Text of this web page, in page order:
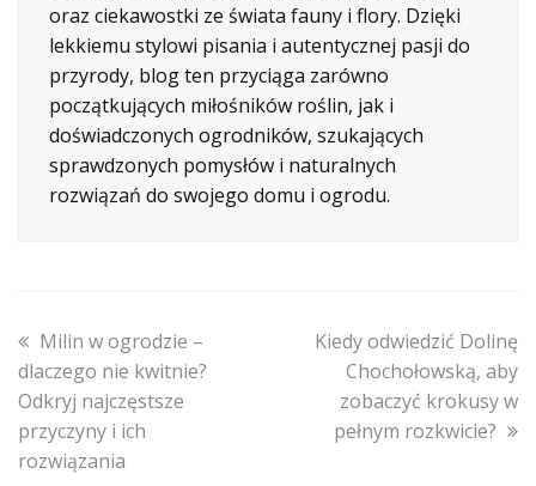
oraz ciekawostki ze świata fauny i flory. Dzięki
lekkiemu stylowi pisania i autentycznej pasji do
przyrody, blog ten przyciąga zarówno
początkujących miłośników roślin, jak i
doświadczonych ogrodników, szukających
sprawdzonych pomysłów i naturalnych
rozwiązań do swojego domu i ogrodu.
previous
post:
Milin w ogrodzie –
dlaczego nie kwitnie?
Odkryj najczęstsze
przyczyny i ich
rozwiązania
next
post:
Kiedy odwiedzić Dolinę
Chochołowską, aby
zobaczyć krokusy w
pełnym rozkwicie?